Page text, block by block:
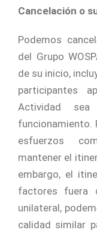
Cancelación o
Podemos
del Grupo
de su inicio,
participantes
Actividad
esfuerzos
mantener el
embargo, el
factores fuera
unilateral,
calidad similar